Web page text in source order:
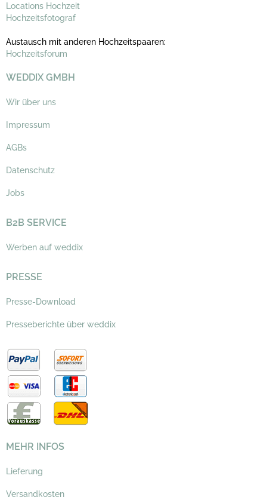
Locations Hochzeit
Hochzeitsfotograf
Austausch mit anderen Hochzeitspaaren:
Hochzeitsforum
WEDDIX GMBH
Wir über uns
Impressum
AGBs
Datenschutz
Jobs
B2B SERVICE
Werben auf weddix
PRESSE
Presse-Download
Presseberichte über weddix
MEHR INFOS
Lieferung
Versandkosten